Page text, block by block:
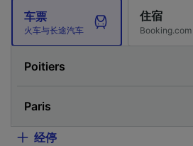
车票
火车与长途汽车
住宿
Booking.com
经停